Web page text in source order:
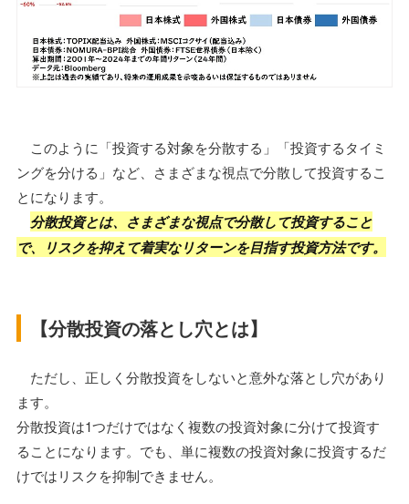
このように「投資する対象を分散する」「投資するタイミ
ングを分ける」など、さまざまな視点で分散して投資するこ
とになります。
分散投資とは、さまざまな視点で分散して投資すること
で、リスクを抑えて着実なリターンを目指す投資方法です。
【分散投資の落とし穴とは】
ただし、正しく分散投資をしないと意外な落とし穴があり
ます。
分散投資は1つだけではなく複数の投資対象に分けて投資す
ることになります。でも、単に複数の投資対象に投資するだ
けではリスクを抑制できません。